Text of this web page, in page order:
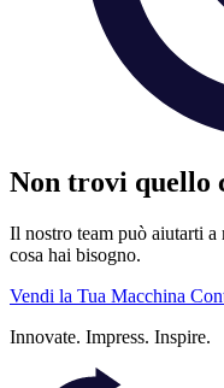
Non trovi quello
Il nostro team può aiutarti
cosa hai bisogno.
Vendi la Tua Macchina
Innovate. Impress. Inspire.